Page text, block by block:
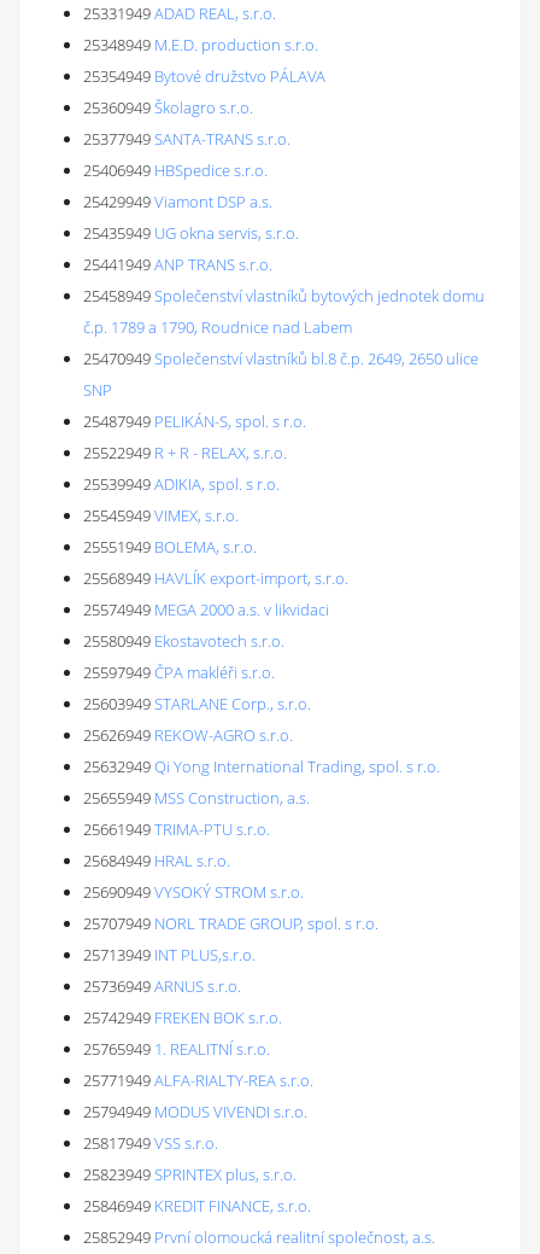
25331949ADAD REAL, s.r.o.
25348949 M.E.D. production s.r.o.
25354949 Bytové družstvo PÁLAVA
25360949Školagro s.r.o.
25377949SANTA-TRANS s.r.o.
25406949 HBSpedice s.r.o.
25429949Viamont DSP a.s.
25435949 UG okna servis, s.r.o.
25441949ANP TRANS s.r.o.
25458949Společenství vlastníků bytových jednotek domu
č.p. 1789 a 1790, Roudnice nad Labem
25470949Společenství vlastníků bl.8 č.p. 2649, 2650 ulice
SNP
25487949 PELIKÁN-S, spol. s r.o.
25522949 R + R - RELAX, s.r.o.
25539949ADIKIA, spol. s r.o.
25545949VIMEX, s.r.o.
25551949 BOLEMA, s.r.o.
25568949 HAVLÍK export-import, s.r.o.
25574949 MEGA 2000 a.s. v likvidaci
25580949 Ekostavotech s.r.o.
25597949ČPA makléři s.r.o.
25603949STARLANE Corp., s.r.o.
25626949 REKOW-AGRO s.r.o.
25632949Qi Yong International Trading, spol. s r.o.
25655949 MSS Construction, a.s.
25661949TRIMA-PTU s.r.o.
25684949 HRAL s.r.o.
25690949VYSOKÝ STROM s.r.o.
25707949 NORL TRADE GROUP, spol. s r.o.
25713949 INT PLUS,s.r.o.
25736949ARNUS s.r.o.
25742949 FREKEN BOK s.r.o.
25765949 1. REALITNÍ s.r.o.
25771949ALFA-RIALTY-REA s.r.o.
25794949 MODUS VIVENDI s.r.o.
25817949VSS s.r.o.
25823949SPRINTEX plus, s.r.o.
25846949 KREDIT FINANCE, s.r.o.
25852949 První olomoucká realitní společnost, a.s.